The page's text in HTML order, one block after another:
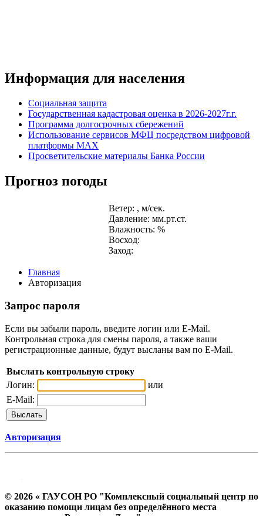
Информация для населения
Социальная защита
Государственная кадастровая оценка в 2026-2027г.г.
Программа долгосрочных сбережений
Использование сервисов МФЦ посредством цифровой
платформы MAX
Просветительские материалы Банка России
Прогноз погоды
Ветер: , м/сек.
Давление: мм.рт.ст.
Влажность: %
Восход:
Заход:
Главная
Авторизация
Запрос пароля
Если вы забыли пароль, введите логин или E-Mail.
Контрольная строка для смены пароля, а также ваши
регистрационные данные, будут высланы вам по E-Mail.
Выслать контрольную строку
Логин:
или
E-Mail:
Авторизация
© 2026 « ГАУСОН РО "Комплексный социальный центр по
оказанию помощи лицам без определённого места